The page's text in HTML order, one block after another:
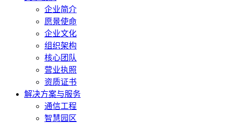
企业简介
愿景使命
企业文化
组织架构
核心团队
营业执照
资质证书
解决方案与服务
通信工程
智慧园区